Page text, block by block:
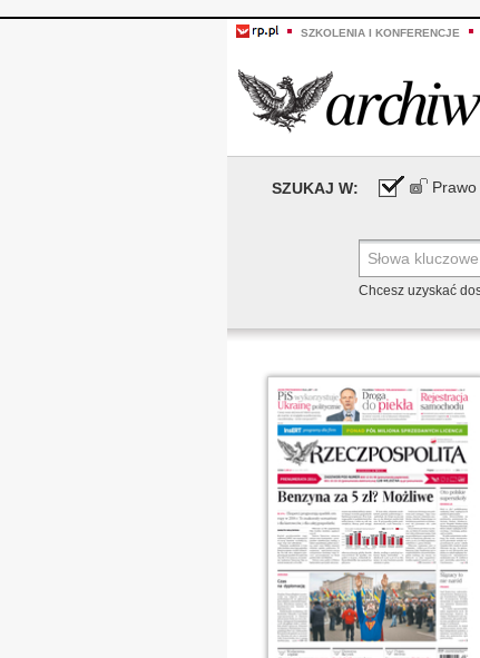
SZKOLENIA I KONFERENCJE
SZUKAJ W: Prawo
Chcesz uzyskać